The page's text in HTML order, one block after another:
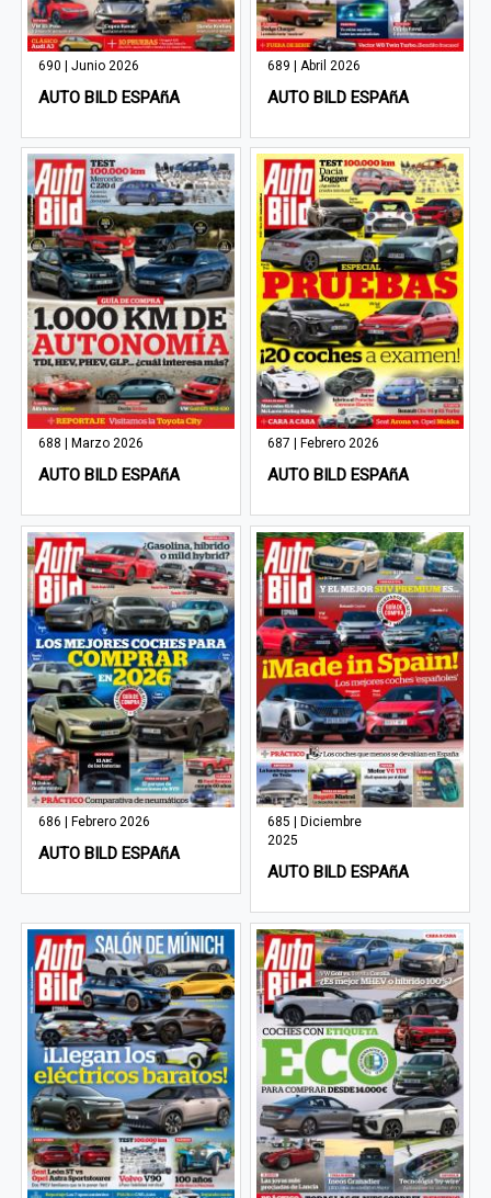
690 | Junio 2026
AUTO BILD ESPAñA
689 | Abril 2026
AUTO BILD ESPAñA
688 | Marzo 2026
AUTO BILD ESPAñA
687 | Febrero 2026
AUTO BILD ESPAñA
686 | Febrero 2026
AUTO BILD ESPAñA
685 | Diciembre
2025
AUTO BILD ESPAñA